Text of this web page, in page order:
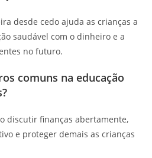
desde cedo ajuda as crianças a
saudável com o dinheiro e a
no futuro.
comuns na educação
discutir finanças abertamente,
e proteger demais as crianças